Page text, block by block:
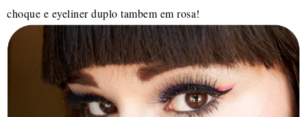
choque e eyeliner duplo tambem em rosa!